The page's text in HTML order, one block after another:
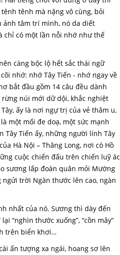
tênh mà nặng vô cùng, bỏi
ảnh tâm trí mình, nó da diết
chỉ có một lần nỗi nhớ như thế
càng bộc lộ hết sắc thái ngữ
nhớ: nhớ Tây Tiến - nhớ ngay về
bắt đầu gồm 14 câu đều dành
rừng núi mới dữ dội, khắc nghiệt
ấy là nơi ngự trị của vẻ thâm u,
một mối đe doạ, một sức mạnh
Tây Tiến ấy, những người lính Tây
Hà Nội – Thăng Long, nơi có Hồ
cuộc chiến đấu trên chiến luỹ ác
sương lấp đoàn quân mỏi Mường
ngửi trời Ngàn thước lên cao, ngàn
nhất của nó. Sương thì dày đến
“nghìn thước xuống”, “cồn mây”
trên biển khơi…
ấn tượng xa ngái, hoang sơ lên